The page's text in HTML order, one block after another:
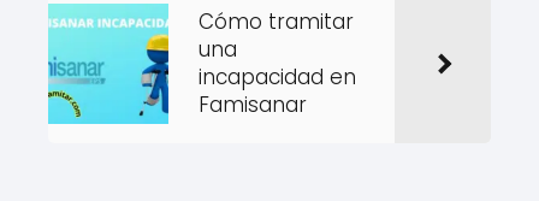
Cómo tramitar
una
incapacidad en
Famisanar